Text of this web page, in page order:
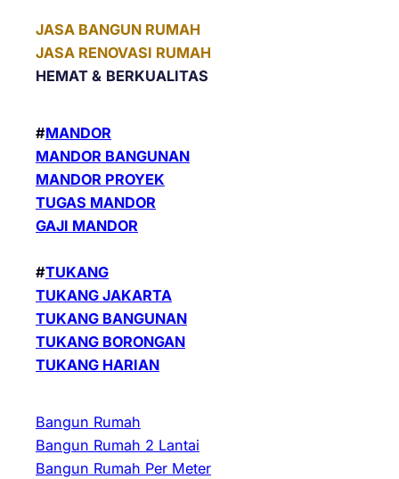
JASA BANGUN RUMAH
JASA RENOVASI RUMAH
HEMAT & BERKUALITAS
#MANDOR
MANDOR BANGUNAN
MANDOR PROYEK
TUGAS MANDOR
GAJI MANDOR
#TUKANG
TUKANG JAKARTA
TUKANG BANGUNAN
TUKANG BORONGAN
TUKANG HARIAN
Bangun Rumah
Bangun Rumah 2 Lantai
Bangun Rumah Per Meter